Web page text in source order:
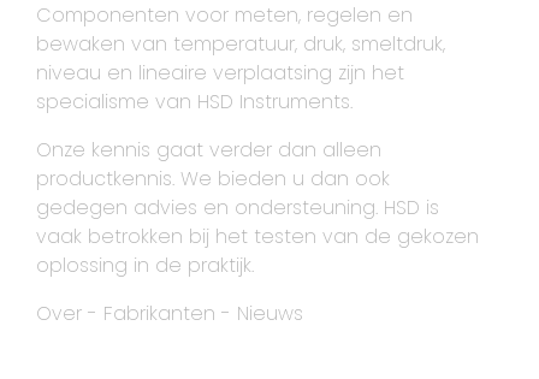
Componenten voor meten, regelen en
bewaken van temperatuur, druk, smeltdruk,
niveau en lineaire verplaatsing zijn het
specialisme van HSD Instruments.
Onze kennis gaat verder dan alleen
productkennis. We bieden u dan ook
gedegen advies en ondersteuning. HSD is
vaak betrokken bij het testen van de gekozen
oplossing in de praktijk.
Over - Fabrikanten - Nieuws